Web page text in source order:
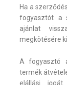
Ha a
fogyasztót a
ajánlat
megkötésére
A fogyasztó
termék
elállási